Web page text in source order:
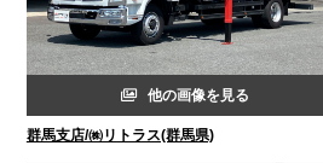
他の画像を見る
群馬支店/㈱リトラス(群馬県)